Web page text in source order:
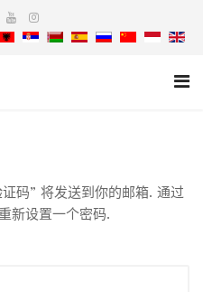
码” 将发送到你的邮箱. 通过
新设置一个密码.